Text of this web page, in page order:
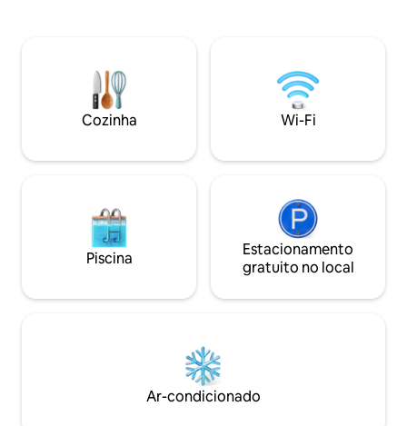
lago e das montanhas da sua sala de
estar durante o dia, e aconchegue-se no
sofá ou no beanbag de lã para um filme à
noite. Isto é o paraíso.
lenha sob as
segura. 50
Cook/Tekapo. 2,5
Queenstown.
Cozinha Wi-Fi
Piscina
Estacionamento
gratuito no local
Ar-condicionado